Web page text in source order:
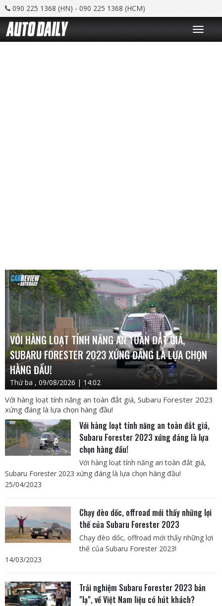
090 225 1368 (HN) - 090 225 1368 (HCM)
T
o
g
VỚI HÀNG LOẠT TÍNH NĂNG AN TOÀN ĐẮT GIÁ,
SUBARU FORESTER 2023 XỨNG ĐÁNG LÀ LỰA CHỌN
HÀNG ĐẦU!
Thứ ba , 09/08/2026 | 14:02
Với hàng loạt tính năng an toàn đắt giá, Subaru Forester 2023
xứng đáng là lựa chọn hàng đầu!
Với hàng loạt tính năng an toàn đắt giá,
Subaru Forester 2023 xứng đáng là lựa
chọn hàng đầu!
Với hàng loạt tính năng an toàn đắt giá,
Subaru Forester 2023 xứng đáng là lựa chọn hàng đầu!
25/04/2023
Chạy đèo dốc, offroad mới thấy những lợi
thế của Subaru Forester 2023
Chạy đèo dốc, offroad mới thấy những lợi
thế của Subaru Forester 2023!
14/03/2023
Trải nghiệm Subaru Forester 2023 bản
"lạ", về Việt Nam liệu có hút khách?